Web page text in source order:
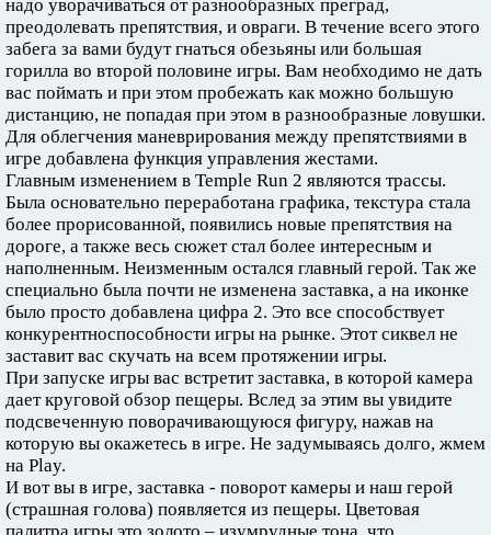
надо уворачиваться от разнообразных преград,
преодолевать препятствия, и овраги. В течение всего этого
забега за вами будут гнаться обезьяны или большая
горилла во второй половине игры. Вам необходимо не дать
вас поймать и при этом пробежать как можно большую
дистанцию, не попадая при этом в разнообразные ловушки.
Для облегчения маневрирования между препятствиями в
игре добавлена функция управления жестами.
Главным изменением в Temple Run 2 являются трассы.
Была основательно переработана графика, текстура стала
более прорисованной, появились новые препятствия на
дороге, а также весь сюжет стал более интересным и
наполненным. Неизменным остался главный герой. Так же
специально была почти не изменена заставка, а на иконке
было просто добавлена цифра 2. Это все способствует
конкурентноспособности игры на рынке. Этот сиквел не
заставит вас скучать на всем протяжении игры.
При запуске игры вас встретит заставка, в которой камера
дает круговой обзор пещеры. Вслед за этим вы увидите
подсвеченную поворачивающуюся фигуру, нажав на
которую вы окажетесь в игре. Не задумываясь долго, жмем
на Play.
И вот вы в игре, заставка - поворот камеры и наш герой
(страшная голова) появляется из пещеры. Цветовая